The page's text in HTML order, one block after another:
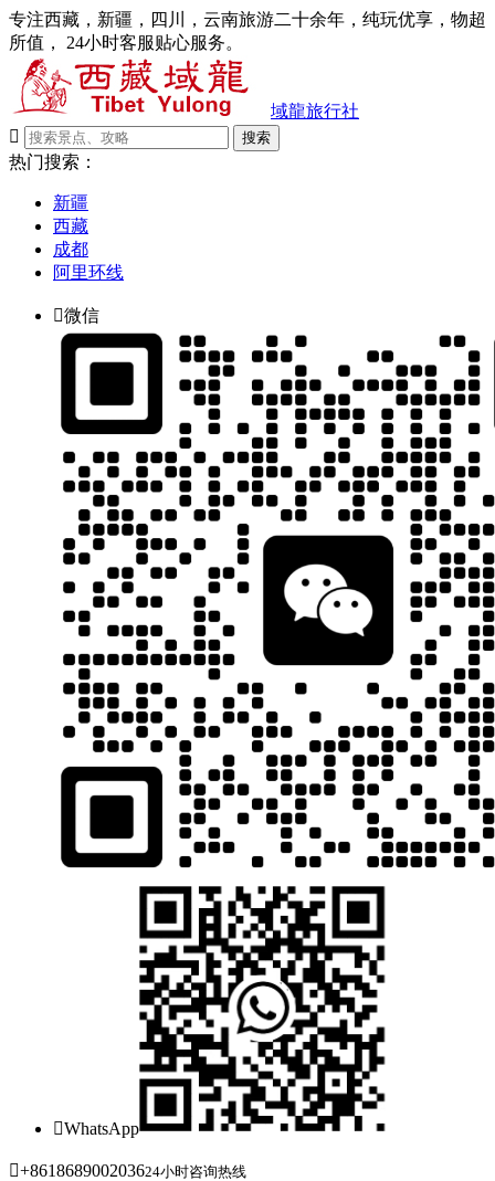
专注西藏，新疆，四川，云南旅游二十余年，纯玩优享，物超
所值， 24小时客服贴心服务。
域龍旅行社

搜索
热门搜索：
新疆
西藏
成都
阿里环线
微信
WhatsApp
+861868900203624小时咨询热线